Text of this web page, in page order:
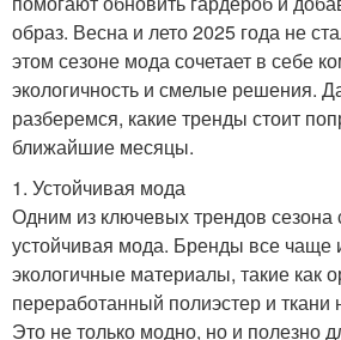
образ. Весна и лето 2025 года не
этом сезоне мода сочетает в себе
экологичность и смелые решения.
разберемся, какие тренды стоит
ближайшие месяцы.
1. Устойчивая мода
Одним из ключевых трендов сезона
устойчивая мода. Бренды все чаще
экологичные материалы, такие как
переработанный полиэстер и ткани
Это не только модно, но и полезно